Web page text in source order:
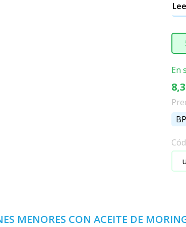
En
MENORES CON ACEITE DE